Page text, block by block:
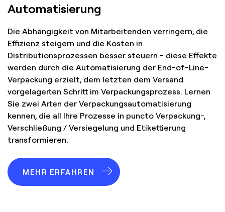
Automatisierung
Die Abhängigkeit von Mitarbeitenden verringern, die
Effizienz steigern und die Kosten in
Distributionsprozessen besser steuern - diese Effekte
werden durch die Automatisierung der End-of-Line-
Verpackung erzielt, dem letzten dem Versand
vorgelagerten Schritt im Verpackungsprozess. Lernen
Sie zwei Arten der Verpackungsautomatisierung
kennen, die all Ihre Prozesse in puncto Verpackung-,
Verschließung / Versiegelung und Etikettierung
transformieren.
MEHR ERFAHREN